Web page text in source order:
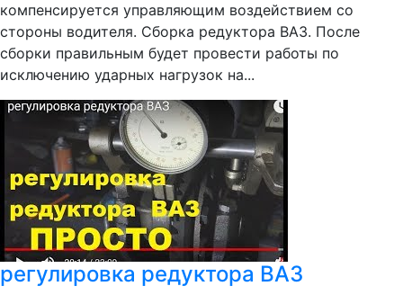
компенсируется управляющим воздействием со
стороны водителя. Сборка редуктора ВАЗ. После
сборки правильным будет провести работы по
исключению ударных нагрузок на...
регулировка редуктора ВАЗ